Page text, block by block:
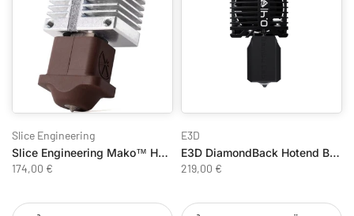
Slice Engineering
Slice Engineering Mako™ Hotend mit Elektronik für Bambu Lab P1/P1P - GammaMaster Düse
174,00 €
E3D
E3D DiamondBack Hotend Bambu Lab P1-Serie
219,00 €